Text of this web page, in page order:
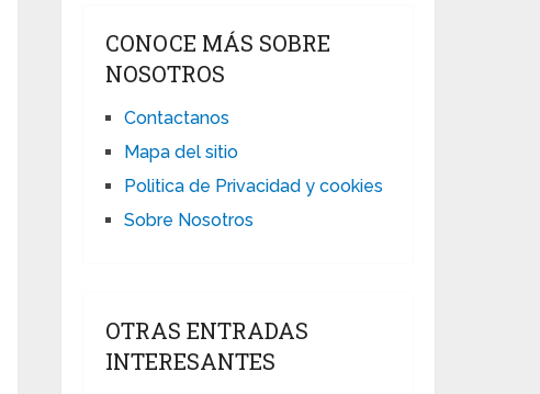
CONOCE MÁS SOBRE
NOSOTROS
Contactanos
Mapa del sitio
Politica de Privacidad y cookies
Sobre Nosotros
OTRAS ENTRADAS
INTERESANTES